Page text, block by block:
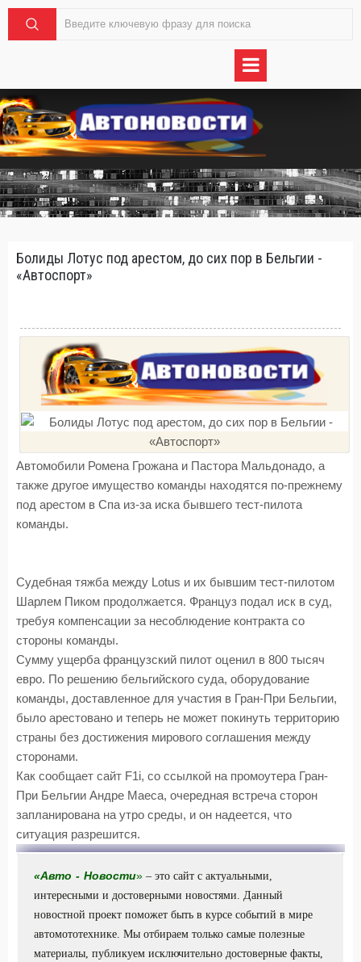
Болиды Лотус под арестом, до сих пор в Бельгии -
«Автоспорт»
Автомобили Ромена Грожана и Пастора Мальдонадо, а
также другое имущество команды находятся по-прежнему
под арестом в Спа из-за иска бывшего тест-пилота
команды.
Судебная тяжба между Lotus и их бывшим тест-пилотом
Шарлем Пиком продолжается. Француз подал иск в суд,
требуя компенсации за несоблюдение контракта со
стороны команды.
Сумму ущерба французский пилот оценил в 800 тысяч
евро. По решению бельгийского суда, оборудование
команды, доставленное для участия в Гран-При Бельгии,
было арестовано и теперь не может покинуть территорию
страны без достижения мирового соглашения между
сторонами.
Как сообщает сайт F1i, со ссылкой на промоутера Гран-
При Бельгии Андре Маеса, очередная встреча сторон
запланирована на утро среды, и он надеется, что
ситуация разрешится.
«Авто -Новости» – это сайт с актуальными,
интересными и достоверными новостями. Данный
новостной проект поможет быть в курсе событий в мире
автомототехнике. Мы отбираем только самые полезные
материалы, публикуем исключительно достоверные факты,